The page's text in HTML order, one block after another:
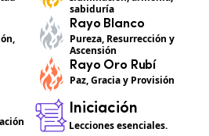
sabiduría
Rayo Blanco
Pureza, Resurrección y
Ascensión
Rayo Oro Rubí
Paz, Gracia y Provisión
Iniciación
Lecciones esenciales.